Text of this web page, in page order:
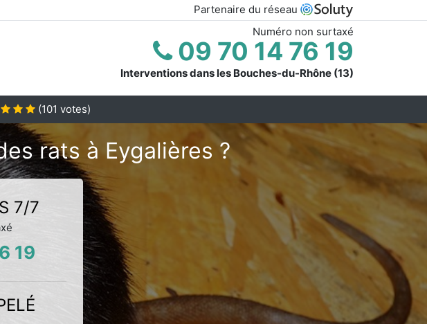
Partenaire du réseau
Numéro non surtaxé
09 70 14 76 19
Interventions dans les Bouches-du-Rhône (13)
(101 votes)
rats à Eygalières ?
7/7
19